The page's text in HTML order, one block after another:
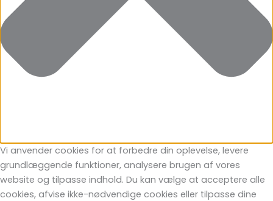
Vi anvender cookies for at forbedre din oplevelse, levere
grundlæggende funktioner, analysere brugen af vores
website og tilpasse indhold. Du kan vælge at acceptere alle
cookies, afvise ikke-nødvendige cookies eller tilpasse dine